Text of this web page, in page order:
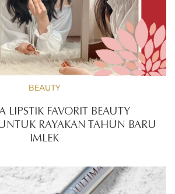
BEAUTY
LIPSTIK FAVORIT BEAUTY
RAYAKAN TAHUN BARU
IMLEK